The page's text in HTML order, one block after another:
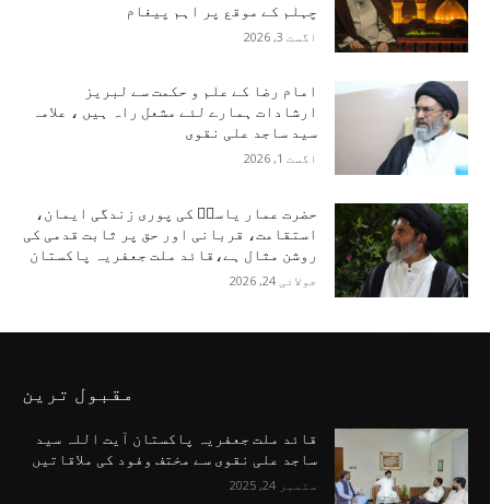
چہلم کے موقع پر اہم پیغام
اگست 3, 2026
امام رضا کے علم و حکمت سے لبریز
ارشادات ہمارے لئے مشعل راہ ہیں ، علامہ
سید ساجد علی نقوی
اگست 1, 2026
حضرت عمار یاسرؑ کی پوری زندگی ایمان،
استقامت، قربانی اور حق پر ثابت قدمی کی
روشن مثال ہے،قائد ملت جعفریہ پاکستان
جولائی 24, 2026
مقبول ترین
قائد ملت جعفریہ پاکستان آیت اللہ سید
ساجد علی نقوی سے مختف وفود کی ملاقاتیں
ستمبر 24, 2025